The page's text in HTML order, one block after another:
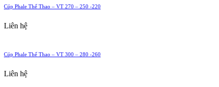
Cúp Phale Thể Thao – VT 270 – 250 -220
Liên hệ
Cúp Phale Thể Thao – VT 300 – 280 -260
Liên hệ